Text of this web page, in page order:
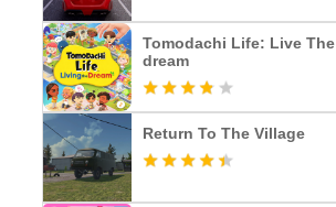
Tomodachi Life: Live The
dream
Return To The Village